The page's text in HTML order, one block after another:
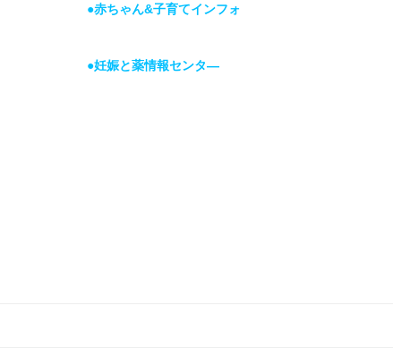
●赤ちゃん&子育てインフォ
●妊娠と薬情報センタ―